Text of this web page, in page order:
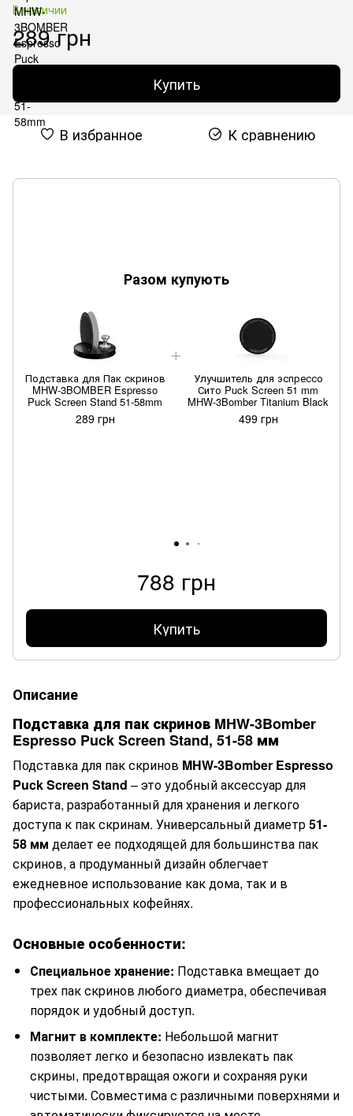
В наличии
289 грн
Купить
В избранное К сравнению
Разом купують
Подставка для Пак скринов
MHW-3BOMBER Espresso
Puck Screen Stand 51-58mm
289 грн
Улучшитель для эспрессо
Сито Puck Screen 51 mm
MHW-3Bomber Titanium Black
499 грн
788 грн
Купить
Описание
Подставка для пак скринов MHW-3Bomber
Espresso Puck Screen Stand, 51-58 мм
Подставка для пак скринов MHW-3Bomber Espresso
Puck Screen Stand – это удобный аксессуар для
бариста, разработанный для хранения и легкого
доступа к пак скринам. Универсальный диаметр51-
58 мм делает ее подходящей для большинства пак
скринов, а продуманный дизайн облегчает
ежедневное использование как дома, так и в
профессиональных кофейнях.
Основные особенности:
Специальное хранение: Подставка вмещает до
трех пак скринов любого диаметра, обеспечивая
порядок и удобный доступ.
Магнит в комплекте: Небольшой магнит
позволяет легко и безопасно извлекать пак
скрины, предотвращая ожоги и сохраняя руки
чистыми. Совместима с различными поверхнями и